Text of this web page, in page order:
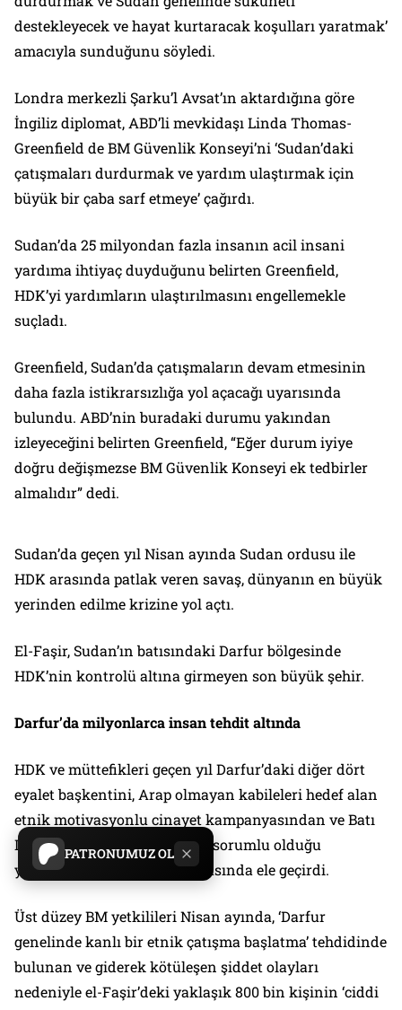
PATRONUMUZ OL
destekleyecek ve hayat kurtaracak koşulları yaratmak’
amacıyla sunduğunu söyledi.
Londra merkezli Şarku’l Avsat’ın aktardığına göre
İngiliz diplomat, ABD’li mevkidaşı Linda Thomas-
Greenfield de BM Güvenlik Konseyi’ni ‘Sudan’daki
çatışmaları durdurmak ve yardım ulaştırmak için
büyük bir çaba sarf etmeye’ çağırdı.
Sudan’da 25 milyondan fazla insanın acil insani
yardıma ihtiyaç duyduğunu belirten Greenfield,
HDK’yi yardımların ulaştırılmasını engellemekle
suçladı.
Greenfield, Sudan’da çatışmaların devam etmesinin
daha fazla istikrarsızlığa yol açacağı uyarısında
bulundu. ABD’nin buradaki durumu yakından
izleyeceğini belirten Greenfield, “Eğer durum iyiye
doğru değişmezse BM Güvenlik Konseyi ek tedbirler
almalıdır” dedi.
Sudan’da geçen yıl Nisan ayında Sudan ordusu ile
HDK arasında patlak veren savaş, dünyanın en büyük
yerinden edilme krizine yol açtı.
El-Faşir, Sudan’ın batısındaki Darfur bölgesinde
HDK’nin kontrolü altına girmeyen son büyük şehir.
Darfur’da milyonlarca insan tehdit altında
HDK ve müttefikleri geçen yıl Darfur’daki diğer dört
eyalet başkentini, Arap olmayan kabileleri hedef alan
etnik motivasyonlu cinayet kampanyasından ve Batı
Darfur’daki diğer ihlallerden sorumlu olduğu
yönündeki suçlamaların ortasında ele geçirdi.
Üst düzey BM yetkilileri Nisan ayında, ‘Darfur
genelinde kanlı bir etnik çatışma başlatma’ tehdidinde
bulunan ve giderek kötüleşen şiddet olayları
nedeniyle el-Faşir’deki yaklaşık 800 bin kişinin ‘ciddi